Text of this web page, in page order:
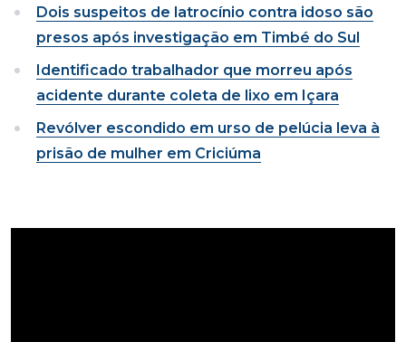
Dois suspeitos de latrocínio contra idoso são
presos após investigação em Timbé do Sul
Identificado trabalhador que morreu após
acidente durante coleta de lixo em Içara
Revólver escondido em urso de pelúcia leva à
prisão de mulher em Criciúma